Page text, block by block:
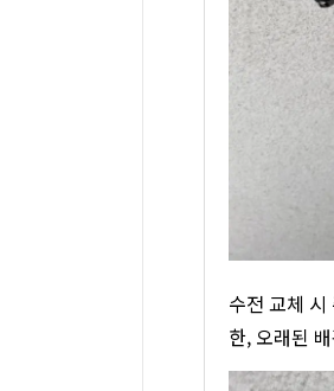
수전 교체
한, 오래된